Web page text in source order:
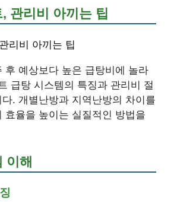
관리비 아끼는 팁
리비 아끼는 팁
후 예상보다 높은 급탕비에 놀라
급탕 시스템의 특징과 관리비 절
. 개별난방과 지역난방의 차이를
효율을 높이는 실질적인 방법을
이해